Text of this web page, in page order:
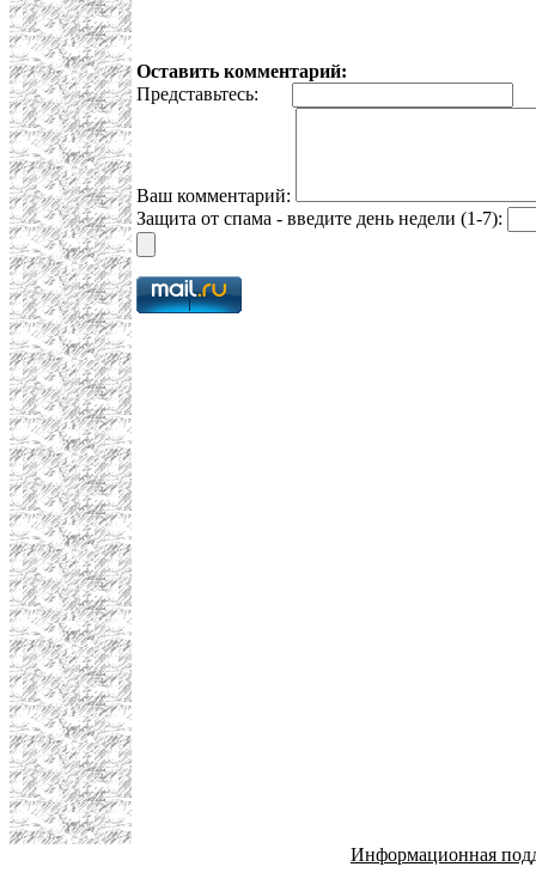
Оставить комментарий:
Представьтесь:
Ваш комментарий:
Защита от спама - введите день недели (1-7):
Информационная